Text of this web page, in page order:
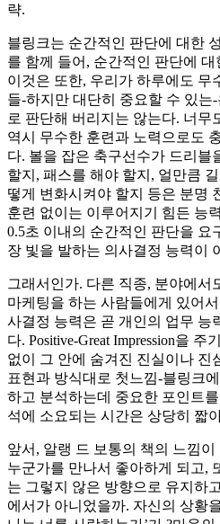
략.
블링크는 순간적인 판단에 대한
를 함께 들어, 순간적인 판단에
이것은 또한, 우리가 하루에도 무
들-하지만 대단히 중요할 수 있는
로 판단해 버리지는 않는다. 너무
역시 무수한 훈련과 노력으로도
다. 볼을 잡은 축구선수가 드리블
할지, 패스를 해야 할지, 얼만큼
떻게 변화시켜야 할지 등은 분명
훈련 없이는 이루어지기 힘든 능
0.5초 이내의 순간적인 판단을 요
장 빛을 발하는 의사결정 능력이
그래서인가. 다른 직종, 분야에서
마케팅을 하는 사람들에게 있어
사결정 능력은 곧 개인의 업무 능
다. Positive-Great Impression을
없이 그 안에 숨겨진 진실이나 진
표현과 방식대로 첫느낌-블링크
하고 분석하는데 중요한 포인트
석에 소요되는 시간은 상당히 짧
앞서, 알랭 드 보통의 책의 느낌
누군가를 만나서 좋아하게 되고,
는 그렇지 않은 방향으로 유지하
에서가 아니었을까. 자신의 상황